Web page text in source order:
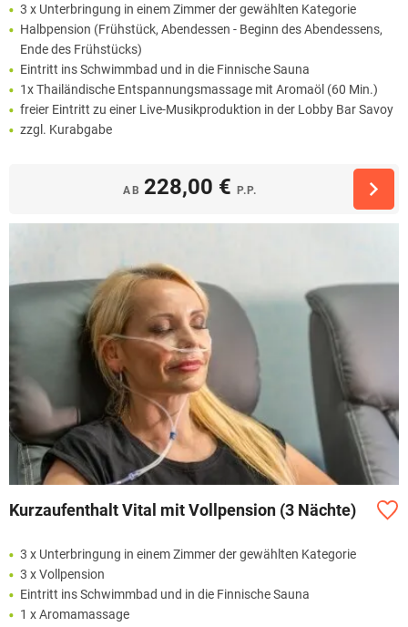
3 x Unterbringung in einem Zimmer der gewählten Kategorie
Halbpension (Frühstück, Abendessen - Beginn des Abendessens,
Ende des Frühstücks)
Eintritt ins Schwimmbad und in die Finnische Sauna
1x Thailändische Entspannungsmassage mit Aromaöl (60 Min.)
freier Eintritt zu einer Live-Musikproduktion in der Lobby Bar Savoy
zzgl. Kurabgabe
AB 228,00 € P.P.
Kurzaufenthalt Vital mit Vollpension (3 Nächte)
3 x Unterbringung in einem Zimmer der gewählten Kategorie
3 x Vollpension
Eintritt ins Schwimmbad und in die Finnische Sauna
1 x Aromamassage